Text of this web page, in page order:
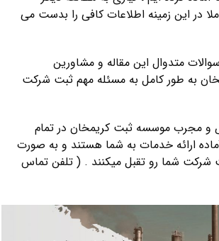
در این زمینه اطلاعات کافی را بدست می
متدوال این مقاله و مشاورین
به طور کامل به مسئله مهم ثبت شرکت
مجرب موسسه ثبت کریمخان در تمام
ارائه خدمات به شما هستند و به صورت
شرکت شما رو تقبل میکنند . ( تلفن تماس